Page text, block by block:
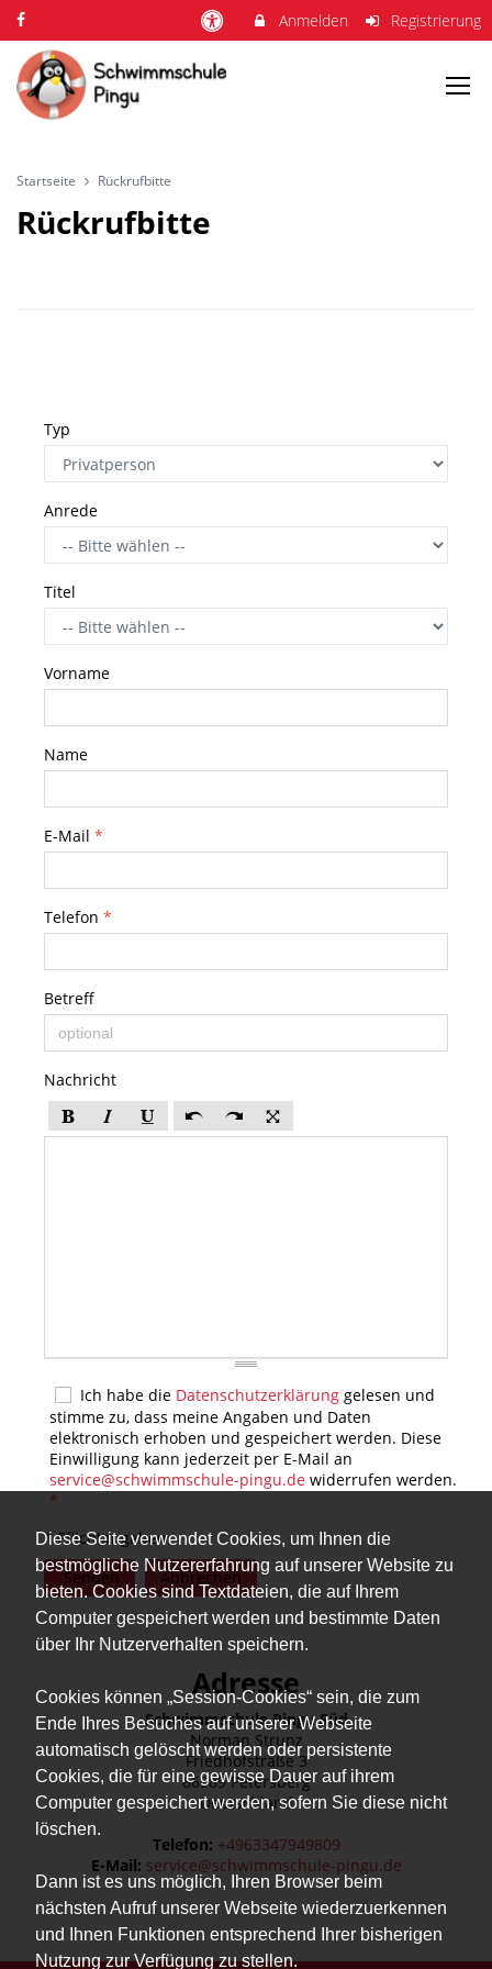
Diese Seite verwendet Cookies, um Ihnen die
bestmögliche Nutzererfahrung auf unserer Website zu
bieten. Cookies sind Textdateien, die auf Ihrem
Computer gespeichert werden und bestimmte Daten
über Ihr Nutzerverhalten speichern.
Cookies können „Session-Cookies“ sein, die zum
Ende Ihres Besuches auf unserer Webseite
automatisch gelöscht werden oder persistente
Cookies, die für eine gewisse Dauer auf ihrem
Computer gespeichert werden, sofern Sie diese nicht
löschen.
Dann ist es uns möglich, Ihren Browser beim
nächsten Aufruf unserer Webseite wiederzuerkennen
und Ihnen Funktionen entsprechend Ihrer bisherigen
Nutzung zur Verfügung zu stellen.
Anmelden Registrierung
Startseite Rückrufbitte
Rückrufbitte
Typ
Anrede
Titel
Vorname
Name
E-Mail *
Telefon *
Betreff
Nachricht
Ich habe die Datenschutzerklärung gelesen und
stimme zu, dass meine Angaben und Daten
elektronisch erhoben und gespeichert werden. Diese
Einwilligung kann jederzeit per E-Mail an
service@schwimmschule-pingu.de widerrufen werden.
*
*Pflichtangaben
Senden
Abbrechen
Adresse
Schwimmschule Pingu Süd
Norman Strunz
Friedhofstraße 3
66989 Petersberg
Deutschland
Telefon: +4963347949809
E-Mail: service@schwimmschule-pingu.de